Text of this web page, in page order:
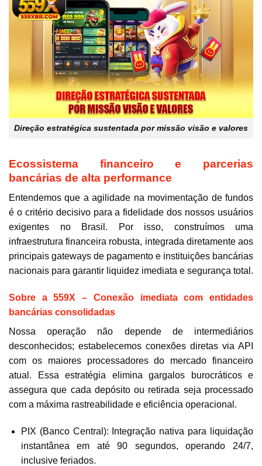
Direção estratégica sustentada por missão visão e valores
Ecossistema financeiro e parcerias
bancárias de alta performance
Entendemos que a agilidade na movimentação de fundos
é o critério decisivo para a fidelidade dos nossos usuários
exigentes no Brasil. Por isso, construímos uma
infraestrutura financeira robusta, integrada diretamente aos
principais gateways de pagamento e instituições bancárias
nacionais para garantir liquidez imediata e segurança total.
Sobre a 559X – Conexão imediata com entidades
bancárias consolidadas
Nossa operação não depende de intermediários
desconhecidos; estabelecemos conexões diretas via API
com os maiores processadores do mercado financeiro
atual. Essa estratégia elimina gargalos burocráticos e
assegura que cada depósito ou retirada seja processado
com a máxima rastreabilidade e eficiência operacional.
PIX (Banco Central): Integração nativa para liquidação
instantânea em até 90 segundos, operando 24/7,
inclusive feriados.